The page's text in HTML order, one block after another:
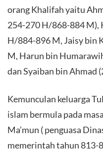
orang Khalifah yaitu
254-270 H/868-884 M),
H/884-896 M, Jaisy bin
M, Harun bin
dan Syaiban bin Ahmad
Kemunculan keluarga
islam bermula pada
Ma’mun ( penguasa
memerintah tahun 813-